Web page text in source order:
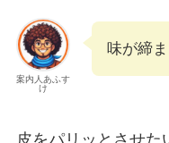
案内人あふす
け
味が締
皮をパリッとさせた